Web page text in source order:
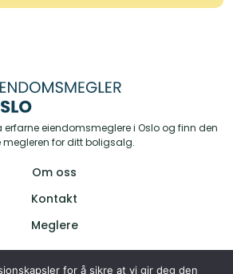
eiendomsmeglere i Oslo og finn den
megleren for ditt boligsalg.
Om oss
Kontakt
Meglere
for å sikre at vi gir deg den